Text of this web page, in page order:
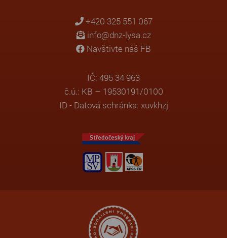
+420 325 551 067
info@dnz-lysa.cz
Navštivte náš FB
IČ: 495 34 963
č.ú.: KB – 19530191/0100
ID - Datová schránka: xuvkhzj